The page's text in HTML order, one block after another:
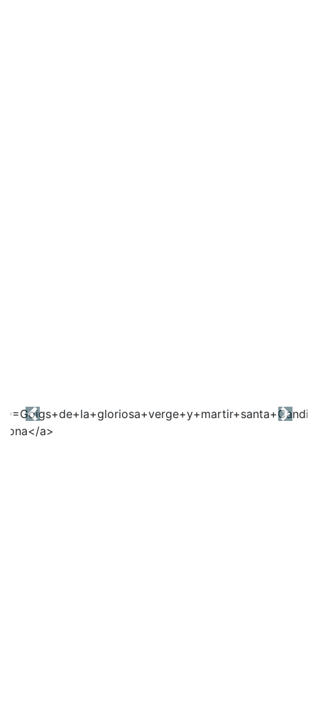
Previous Next